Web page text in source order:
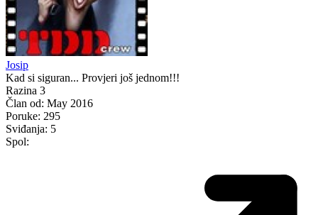
Josip
Kad si siguran... Provjeri još jednom!!!
Razina 3
Član od: May 2016
Poruke: 295
Sviđanja: 5
Spol: